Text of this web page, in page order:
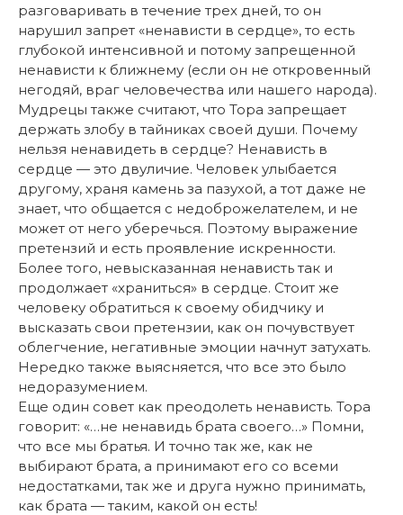
разговаривать в течение трех дней, то он
нарушил запрет «ненависти в сердце», то есть
глубокой интенсивной и потому запрещенной
ненависти к ближнему (если он не откровенный
негодяй, враг человечества или нашего народа).
Мудрецы также считают, что Тора запрещает
держать злобу в тайниках своей души. Почему
нельзя ненавидеть в сердце? Ненависть в
сердце — это двуличие. Человек улыбается
другому, храня камень за пазухой, а тот даже не
знает, что общается с недоброжелателем, и не
может от него уберечься. Поэтому выражение
претензий и есть проявление искренности.
Более того, невысказанная ненависть так и
продолжает «храниться» в сердце. Стоит же
человеку обратиться к своему обидчику и
высказать свои претензии, как он почувствует
облегчение, негативные эмоции начнут затухать.
Нередко также выясняется, что все это было
недоразумением.
Еще один совет как преодолеть ненависть. Тора
говорит: «…не ненавидь брата своего…» Помни,
что все мы братья. И точно так же, как не
выбирают брата, а принимают его со всеми
недостатками, так же и друга нужно принимать,
как брата — таким, какой он есть!